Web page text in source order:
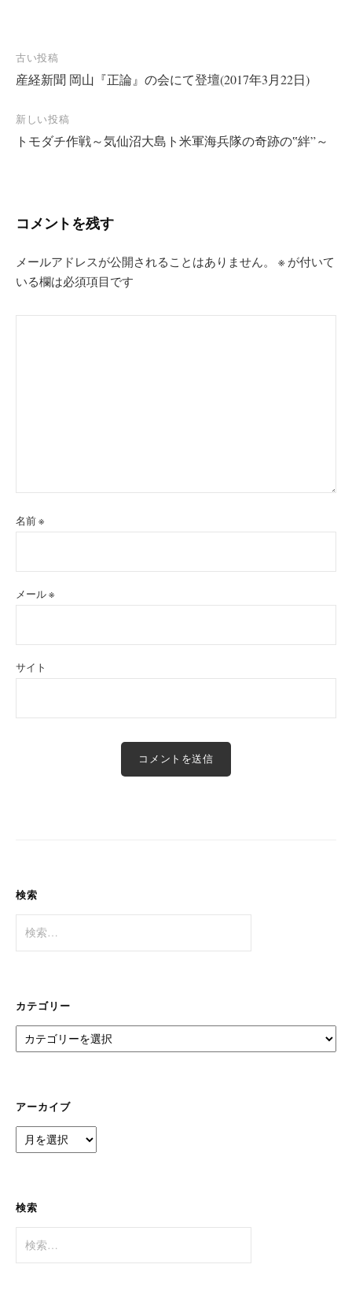
投
稿
ナ
ビ
ゲ
ョ
古い投稿
産経新聞 岡山『正論』の会にて登壇(2017年3月22日)
新しい投稿
トモダチ作戦～気仙沼大島ト米軍海兵隊の奇跡の‟絆”～
コメントを残す
メールアドレスが公開されることはありません。 ※ が付いて
いる欄は必須項目です
名前※
メール※
サイト
検索
索:
カテゴリー
テ
ー
アーカイブ
ー
ブ
検索
索: